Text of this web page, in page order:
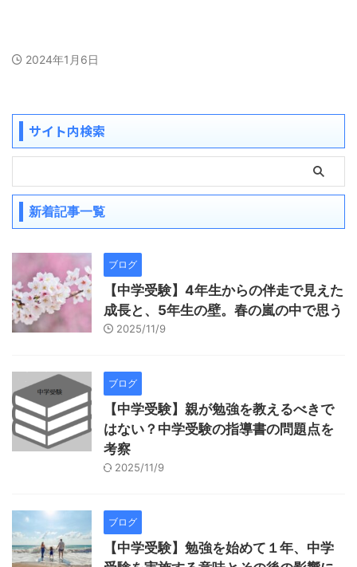
2024年1月6日
サイト内検索
新着記事一覧
ブログ
【中学受験】4年生からの伴走で見えた
成長と、5年生の壁。春の嵐の中で思う
2025/11/9
ブログ
【中学受験】親が勉強を教えるべきで
はない？中学受験の指導書の問題点を
考察
2025/11/9
ブログ
【中学受験】勉強を始めて１年、中学